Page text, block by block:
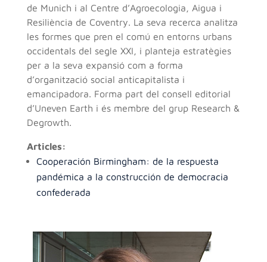
de Munich i al Centre d’Agroecologia, Aigua i
Resiliència de Coventry. La seva recerca analitza
les formes que pren el comú en entorns urbans
occidentals del segle XXI, i planteja estratègies
per a la seva expansió com a forma
d’organització social anticapitalista i
emancipadora. Forma part del consell editorial
d’Uneven Earth i és membre del grup Research &
Degrowth.
Articles:
Cooperación Birmingham: de la respuesta
pandémica a la construcción de democracia
confederada